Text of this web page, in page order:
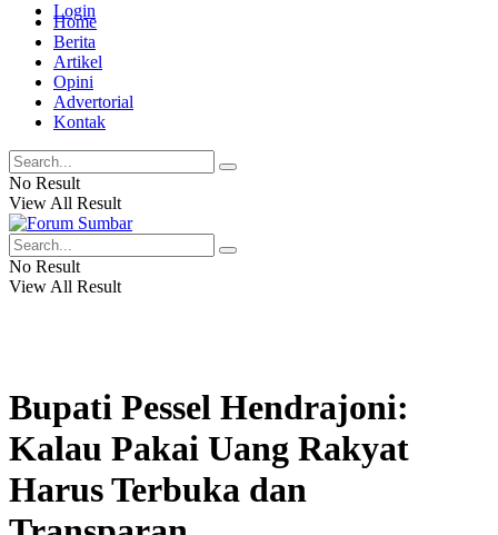
Login
Home
Berita
Artikel
Opini
Advertorial
Kontak
No Result
View All Result
No Result
View All Result
Bupati Pessel Hendrajoni:
Kalau Pakai Uang Rakyat
Harus Terbuka dan